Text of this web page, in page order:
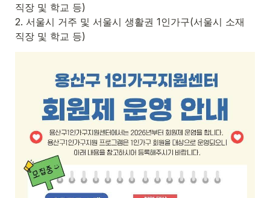
직장 및 학교 등)
2. 서울시 거주 및 서울시 생활권 1인가구(서울시 소재
직장 및 학교 등)